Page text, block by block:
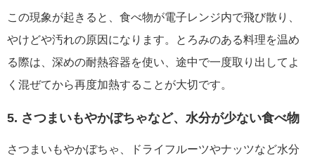
この現象が起きると、食べ物が電子レンジ内で飛び散り、
やけどや汚れの原因になります。とろみのある料理を温め
る際は、深めの耐熱容器を使い、途中で一度取り出してよ
く混ぜてから再度加熱することが大切です。
5. さつまいもやかぼちゃなど、水分が少ない食べ物
さつまいもやかぼちゃ、ドライフルーツやナッツなど水分